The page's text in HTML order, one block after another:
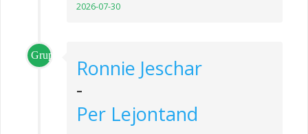
2026-07-30
Grupp_2
Ronnie Jeschar
-
Per Lejontand